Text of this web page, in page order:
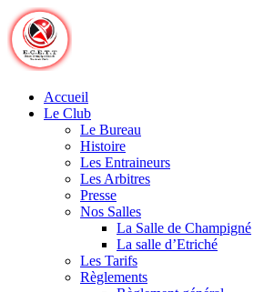
Skip
to
content
Accueil
Le Club
Le Bureau
Histoire
Les Entraineurs
Les Arbitres
Presse
Nos Salles
La Salle de Champigné
La salle d’Etriché
Les Tarifs
Règlements